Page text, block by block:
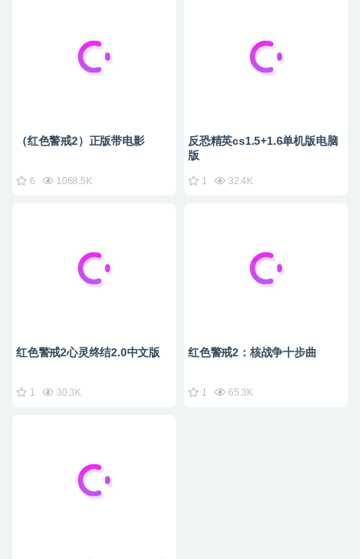
（红色警戒2）正版带电影
6 1068.5K
反恐精英cs1.5+1.6单机版电脑
版
1 32.4K
红色警戒2心灵终结2.0中文版
1 30.3K
红色警戒2：核战争十步曲
1 65.3K